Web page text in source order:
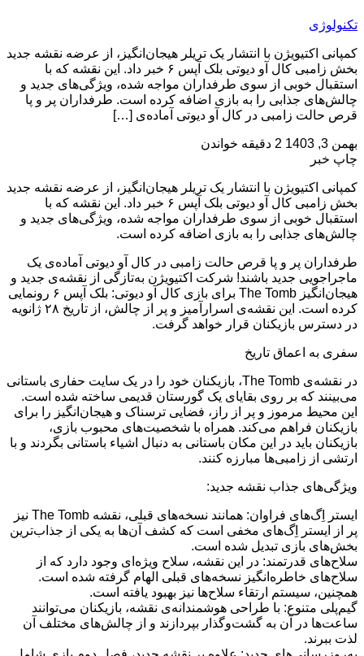
تکنولوژی
کمپانی اکتیویژن با انتشار یک تریلر هیجان‌انگیز، از عرضه نقشه جدید
بخش زامبی کال آو دیوتی بلک آپس ۶ خبر داد. این نقشه که با
استقبال خوبی از سوی طرفداران مواجه شده، ویژگی‌های جدید و
چالش‌های جذابی را به بازی اضافه کرده است. طرفداران پر و پا
قرص حالت زامبی در کال آو دیوتی آماده‌ی […]
بهمن 3, 1403
2 دقیقه خواندن
چاپ خبر
کمپانی اکتیویژن با انتشار یک تریلر هیجان‌انگیز، از عرضه نقشه جدید
بخش زامبی کال آو دیوتی بلک آپس ۶ خبر داد. این نقشه که با
استقبال خوبی از سوی طرفداران مواجه شده، ویژگی‌های جدید و
چالش‌های جذابی را به بازی اضافه کرده است.
طرفداران پر و پا قرص حالت زامبی در کال آو دیوتی آماده‌ی یک
ماجراجویی جدید باشند! شرکت اکتیویژن به‌تازگی از نقشه‌ی جدید و
هیجان‌انگیز The Tomb برای بازی کال آو دیوتی: بلک آپس ۶ رونمایی
کرده است. این نقشه‌ی اسرارآمیز و پر از چالش، از تاریخ ۲۸ ژانویه
در دسترس بازیکنان قرار خواهد گرفت.
سفری به اعماق تاریخ
در نقشه‌ی The Tomb، بازیکنان خود را در یک سایت حفاری باستانی
می‌بینند که بر روی بقایای یک گورستان قدیمی ساخته شده است.
این محیط مرموز و پر از راز، فضایی ترسناک و هیجان‌انگیز را برای
بازیکنان فراهم می‌کند. همراه با شخصیت‌های محبوب بازی،
بازیکنان باید در این مکان باستانی به دنبال اشیاء باستانی بگردند و با
ارتشی از زامبی‌ها مبارزه کنند.
ویژگی‌های جذاب نقشه جدید:
ایستر اِگ‌های فراوان: همانند نسخه‌های قبلی، نقشه The Tomb نیز
پر از ایستر اِگ‌های مخفی است که کشف آن‌ها به یکی از جذاب‌ترین
بخش‌های بازی تبدیل شده است.
سلاح‌های قدرتمند: در این نقشه، سلاح ویژه‌ای وجود دارد که از
سلاح‌های خاطره‌انگیز نسخه‌های قبلی الهام گرفته شده است.
همچنین، سیستم ارتقاء سلاح‌ها نیز بهبود یافته است.
گیم‌پلی متنوع: با طراحی هوشمندانه‌ی نقشه، بازیکنان می‌توانند
ساعت‌ها در آن به گشت‌وگذار بپردازند و از چالش‌های مختلف آن
لذت ببرند.